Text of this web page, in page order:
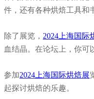
件，还有各种烘焙工具和
除了展览， 2024上海国际
血结晶。在论坛上，你可
参加2024上海国际烘焙展
起探讨烘焙的乐趣。